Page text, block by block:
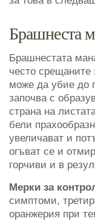
Брашнеста
Брашнестата
често срещаните
може да убие до
започва с
страна на
бели
увеличават и
огъват се и
горчиви и в
Мерки за
симптоми,
оранжерия при